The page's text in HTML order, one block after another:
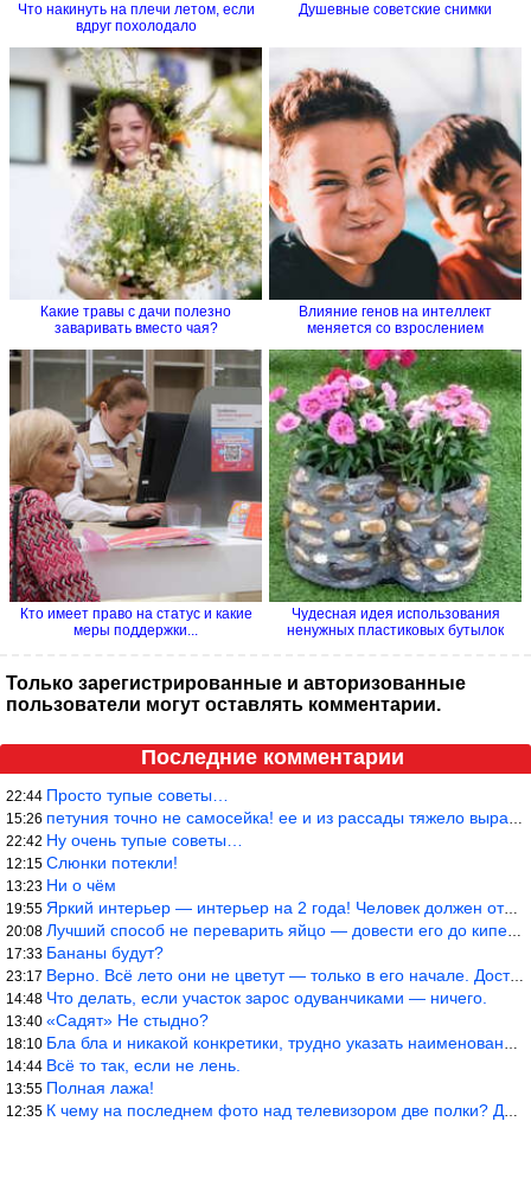
Что накинуть на плечи летом, если
вдруг похолодало
Душевные советские снимки
Какие травы с дачи полезно
заваривать вместо чая?
Влияние генов на интеллект
меняется со взрослением
Кто имеет право на статус и какие
меры поддержки...
Чудесная идея использования
ненужных пластиковых бутылок
Только зарегистрированные и авторизованные
пользователи могут оставлять комментарии.
Последние комментарии
22:44 Просто тупые советы…
15:26 петуния точно не самосейка! ее и из рассады тяжело вырастить!
22:42 Ну очень тупые советы…
12:15 Слюнки потекли!
13:23 Ни о чём
19:55 Яркий интерьер — интерьер на 2 года! Человек должен отдыхать в с
20:08 Лучший способ не переварить яйцо — довести его до кипения и выкл
17:33 Бананы будут?
23:17 Верно. Всё лето они не цветут — только в его начале. Достаточно
14:48 Что делать, если участок зарос одуванчиками — ничего.
13:40 «Садят» Не стыдно?
18:10 Бла бла и никакой конкретики, трудно указать наименование рекоме
14:44 Всё то так, если не лень.
13:55 Полная лажа!
12:35 К чему на последнем фото над телевизором две полки? Делают интер